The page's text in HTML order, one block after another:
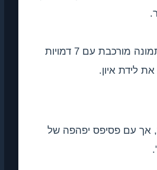
הפסיפסים מציגים תמונה מורכבת עם 7 דמויות
איון.
עם פסיפס יפהפה של